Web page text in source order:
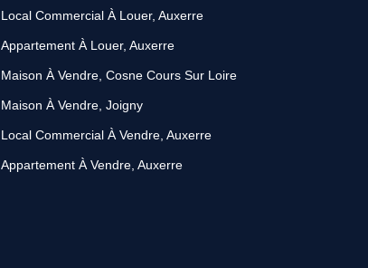
Local Commercial À Louer, Auxerre
Appartement À Louer, Auxerre
Maison À Vendre, Cosne Cours Sur Loire
Maison À Vendre, Joigny
Local Commercial À Vendre, Auxerre
Appartement À Vendre, Auxerre